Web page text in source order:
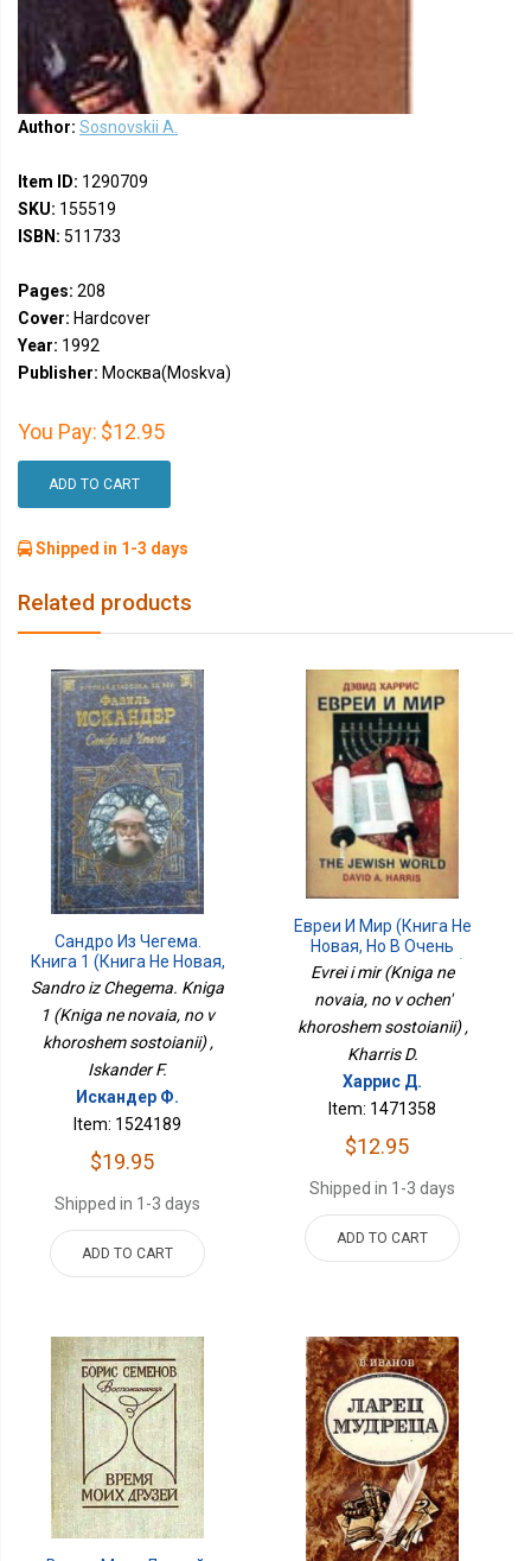
Author: Sosnovskii A.
Item ID: 1290709
SKU: 155519
ISBN: 511733
Pages: 208
Cover: Hardcover
Year: 1992
Publisher: Москва(Moskva)
You Pay: $12.95
ADD TO CART
Shipped in 1-3 days
Related products
Сандро Из Чегема.
Книга 1 (Книга Не Новая,
Но В Хорошем
Состоянии)
Sandro iz Chegema. Kniga
1 (Kniga ne novaia, no v
khoroshem sostoianii) ,
Iskander F.
Искандер Ф.
Item: 1524189
$19.95
Shipped in 1-3 days
ADD TO CART
Евреи И Мир (Книга Не
Новая, Но В Очень
Хорошем Состоянии)
Evrei i mir (Kniga ne
novaia, no v ochen'
khoroshem sostoianii) ,
Kharris D.
Харрис Д.
Item: 1471358
$12.95
Shipped in 1-3 days
ADD TO CART